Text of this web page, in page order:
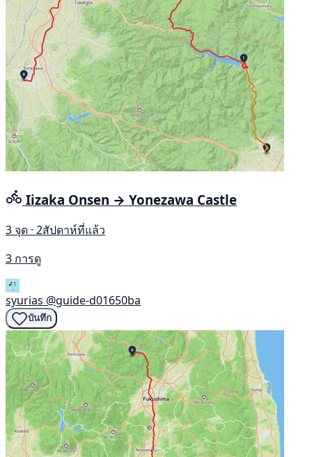
Iizaka Onsen → Yonezawa Castle
3 จุด · 2สัปดาห์ที่แล้ว
3 การดู
syurias @guide-d01650ba
บันทึก